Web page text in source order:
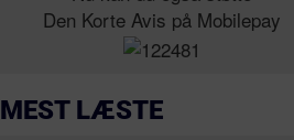
Den Korte Avis på Mobilepay
MEST LÆSTE